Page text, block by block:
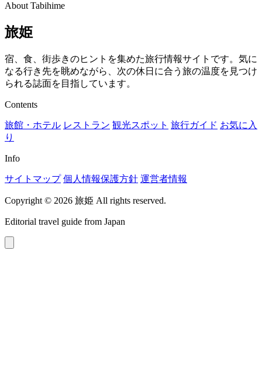
About Tabihime
旅姫
宿、食、街歩きのヒントを集めた旅行情報サイトです。気に
なる行き先を眺めながら、次の休日に合う旅の温度を見つけ
られる誌面を目指しています。
Contents
旅館・ホテル レストラン 観光スポット 旅行ガイド お気に入
り
Info
サイトマップ 個人情報保護方針 運営者情報
Copyright © 2026 旅姫 All rights reserved.
Editorial travel guide from Japan